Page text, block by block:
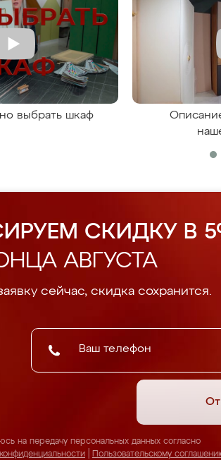
выбрать шкаф
СКИДКУ В
АВГУСТА
сейчас, скидка сохранится.
на передачу персональных данных согласно
Пользовательскому